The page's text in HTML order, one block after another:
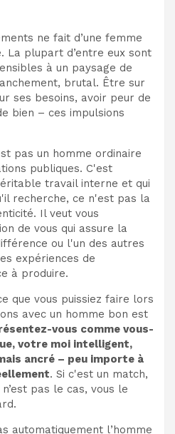
ne fait d’une femme
La plupart d’entre eux sont
à un paysage de
brutal. Être sur
ses besoins, avoir peur de
bien – ces impulsions
pas un homme ordinaire
publiques. C'est
travail interne et qui
recherche, ce n'est pas la
Il veut vous
de vous qui assure la
ou l'un des autres
expériences de
à produire.
que vous puissiez faire lors
avec un homme bon est
vous comme vous-
votre moi intelligent,
ancré – peu importe à
. Si c'est un match,
pas le cas, vous le
automatiquement l’homme